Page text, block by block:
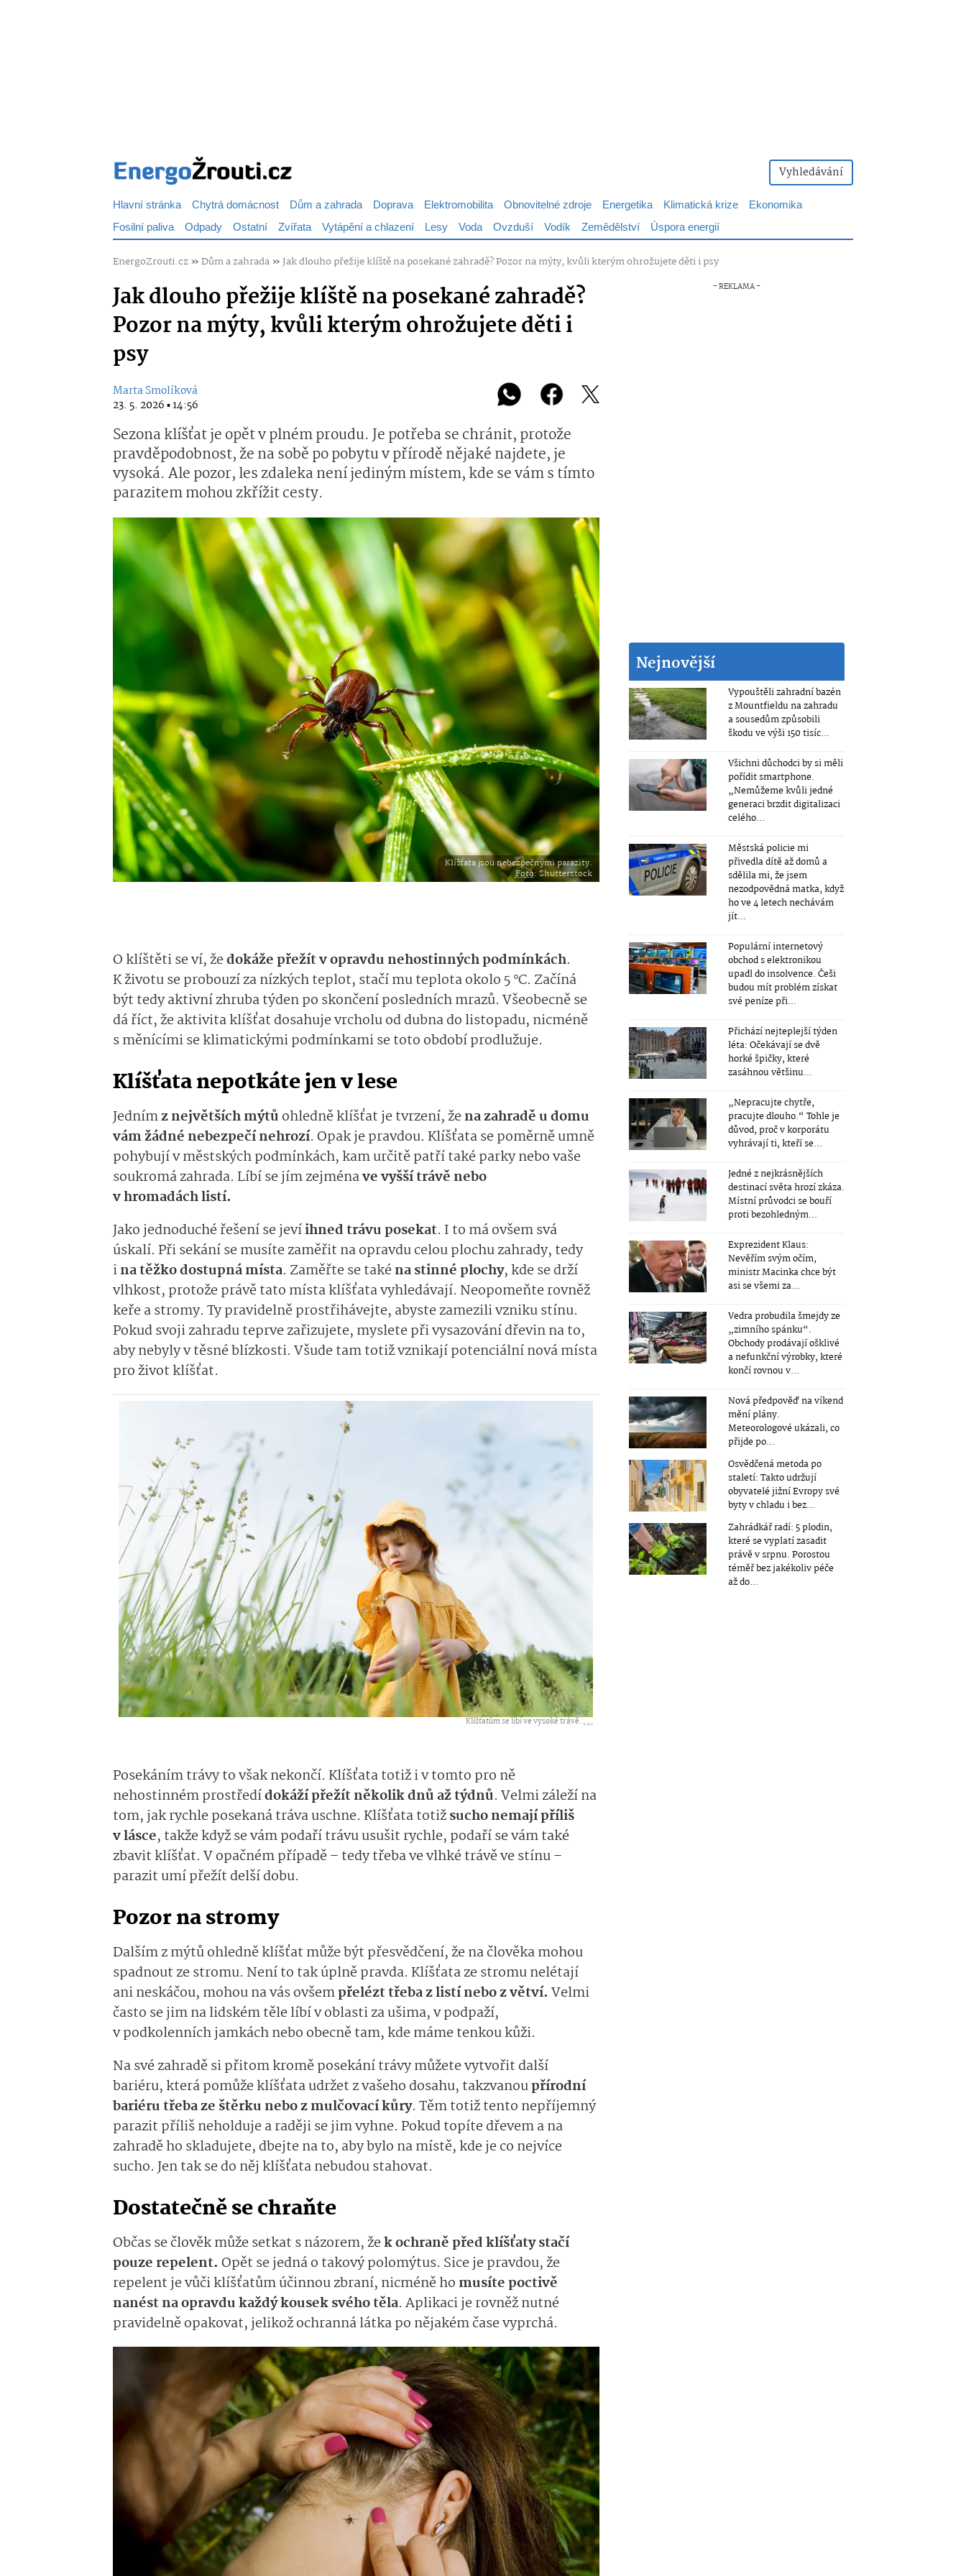
Vyhledávání
Hlavní stránka Chytrá domácnost Dům a zahrada Doprava Elektromobilita Obnovitelné zdroje Energetika Klimatická krize
Ekonomika
Fosilní paliva Odpady Ostatní Zvířata Vytápění a chlazení Lesy Voda Ovzduší Vodík Zemědělství Úspora energií
EnergoZrouti.cz»Dům a zahrada» Jak dlouho přežije klíště na posekané zahradě? Pozor na mýty, kvůli kterým ohrožujete děti i psy
Jak dlouho přežije klíště na posekané zahradě?
Pozor na mýty, kvůli kterým ohrožujete děti i
psy
Marta Smolíková
23. 5. 2026 ▪ 14:56
Sezona klíšťat je opět v plném proudu. Je potřeba se chránit, protože
pravděpodobnost, že na sobě po pobytu v přírodě nějaké najdete, je
vysoká. Ale pozor, les zdaleka není jediným místem, kde se vám s tímto
parazitem mohou zkřížit cesty.
Klíšťata jsou nebezpečnými parazity.
Foto: Shutterstock
O klíštěti se ví, žedokáže přežít v opravdu nehostinných podmínkách.
K životu se probouzí za nízkých teplot, stačí mu teplota okolo 5 °C. Začíná
být tedy aktivní zhruba týden po skončení posledních mrazů. Všeobecně se
dá říct, že aktivita klíšťat dosahuje vrcholu od dubna do listopadu, nicméně
s měnícími se klimatickými podmínkami se toto období prodlužuje.
Klíšťata nepotkáte jen v lese
Jednímz největších mýtů ohledně klíšťat je tvrzení, žena zahradě u domu
vám žádné nebezpečí nehrozí. Opak je pravdou. Klíšťata se poměrně umně
pohybují v městských podmínkách, kam určitě patří také parky nebo vaše
soukromá zahrada. Líbí se jím zejménave vyšší trávě nebo
v hromadách listí.
Jako jednoduché řešení se jevíihned trávu posekat. I to má ovšem svá
úskalí. Při sekání se musíte zaměřit na opravdu celou plochu zahrady, tedy
ina těžko dostupná místa. Zaměřte se takéna stinné plochy, kde se drží
vlhkost, protože právě tato místa klíšťata vyhledávají. Neopomeňte rovněž
keře a stromy. Ty pravidelně prostřihávejte, abyste zamezili vzniku stínu.
Pokud svoji zahradu teprve zařizujete, myslete při vysazování dřevin na to,
aby nebyly v těsné blízkosti. Všude tam totiž vznikají potenciální nová místa
pro život klíšťat.
Klíšťatům se líbí ve vysoké trávě. ,...
Posekáním trávy to však nekončí. Klíšťata totiž i v tomto pro ně
nehostinném prostředídokáží přežít několik dnů až týdnů. Velmi záleží na
tom, jak rychle posekaná tráva uschne. Klíšťata totižsucho nemají příliš
v lásce, takže když se vám podaří trávu usušit rychle, podaří se vám také
zbavit klíšťat. V opačném případě – tedy třeba ve vlhké trávě ve stínu –
parazit umí přežít delší dobu.
Pozor na stromy
Dalším z mýtů ohledně klíšťat může být přesvědčení, že na člověka mohou
spadnout ze stromu. Není to tak úplně pravda. Klíšťata ze stromu nelétají
ani neskáčou, mohou na vás ovšempřelézt třeba z listí nebo z větví. Velmi
často se jim na lidském těle líbí v oblasti za ušima, v podpaží,
v podkolenních jamkách nebo obecně tam, kde máme tenkou kůži.
Na své zahradě si přitom kromě posekání trávy můžete vytvořit další
bariéru, která pomůže klíšťata udržet z vašeho dosahu, takzvanoupřírodní
bariéru třeba ze štěrku nebo z mulčovací kůry. Těm totiž tento nepříjemný
parazit příliš neholduje a raději se jim vyhne. Pokud topíte dřevem a na
zahradě ho skladujete, dbejte na to, aby bylo na místě, kde je co nejvíce
sucho. Jen tak se do něj klíšťata nebudou stahovat.
Dostatečně se chraňte
Občas se člověk může setkat s názorem, žek ochraně před klíšťaty stačí
pouze repelent. Opět se jedná o takový polomýtus. Sice je pravdou, že
repelent je vůči klíšťatům účinnou zbraní, nicméně ho musíte poctivě
nanést na opravdu každý kousek svého těla. Aplikaci je rovněž nutné
pravidelně opakovat, jelikož ochranná látka po nějakém čase vyprchá.
Nejnovější
Vypouštěli zahradní bazén
z Mountfieldu na zahradu
a sousedům způsobili
škodu ve výši 150 tisíc...
Všichni důchodci by si měli
pořídit smartphone.
„Nemůžeme kvůli jedné
generaci brzdit digitalizaci
celého...
Městská policie mi
přivedla dítě až domů a
sdělila mi, že jsem
nezodpovědná matka, když
ho ve 4 letech nechávám
jít...
Populární internetový
obchod s elektronikou
upadl do insolvence. Češi
budou mít problém získat
své peníze při...
Přichází nejteplejší týden
léta: Očekávají se dvě
horké špičky, které
zasáhnou většinu...
„Nepracujte chytře,
pracujte dlouho.“ Tohle je
důvod, proč v korporátu
vyhrávají ti, kteří se...
Jedné z nejkrásnějších
destinací světa hrozí zkáza.
Místní průvodci se bouří
proti bezohledným...
Exprezident Klaus:
Nevěřím svým očím,
ministr Macinka chce být
asi se všemi za...
Vedra probudila šmejdy ze
„zimního spánku“.
Obchody prodávají ošklivé
a nefunkční výrobky, které
končí rovnou v...
Nová předpověď na víkend
mění plány.
Meteorologové ukázali, co
přijde po...
Osvědčená metoda po
staletí: Takto udržují
obyvatelé jižní Evropy své
byty v chladu i bez...
Zahrádkář radí: 5 plodin,
které se vyplatí zasadit
právě v srpnu. Porostou
téměř bez jakékoliv péče
až do...